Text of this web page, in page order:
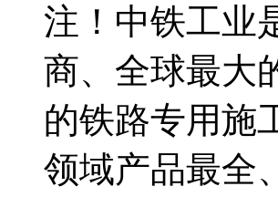
注！中铁工业
商、全球最大
的铁路专用施
领域产品最全